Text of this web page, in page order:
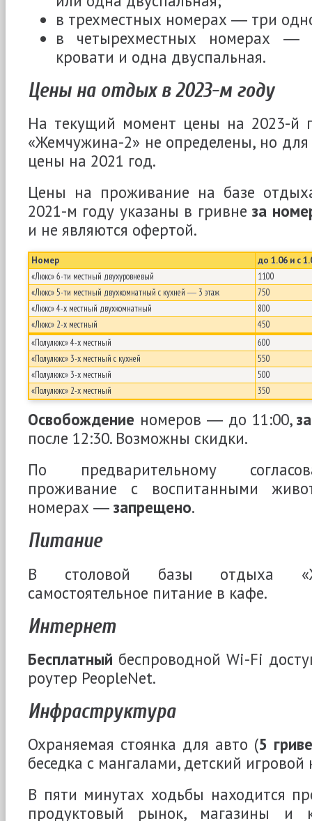
в трехместных номерах ― три
в четырехместных номерах ―
кровати и одна двуспальная.
Цены на отдых в 2023-м году
На текущий момент цены на 2023-й
«Жемчужина-2» не определены, но
цены на 2021 год.
Цены на проживание на базе
2021-м году указаны в гривнеза
и не являются офертой.
Номер
до 1.06 и с
«Люкс» 6-ти местный двухуровневый
1100
«Люкс» 5-ти местный двухкомнатный с кухней ― 3 этаж
750
«Люкс» 4-х местный двухкомнатный
800
«Люкс» 2-х местный
450
«Полулюкс» 4-х местный
600
«Полулюкс» 3-х местный с кухней
550
«Полулюкс» 3-х местный
500
«Полулюкс» 2-х местный
350
Освобождение номеров ― до 11:00,
после 12:30. Возможны скидки.
По предварительному
проживание с воспитанными
номерах ― запрещено.
Питание
В столовой базы отдыха
самостоятельное питание в кафе.
Интернет
Бесплатный беспроводной Wi-Fi
роутер PeopleNet.
Инфраструктура
Охраняемая стоянка для авто (5
беседка с мангалами, детский игровой
В пяти минутах ходьбы находится
продуктовый рынок, магазины и